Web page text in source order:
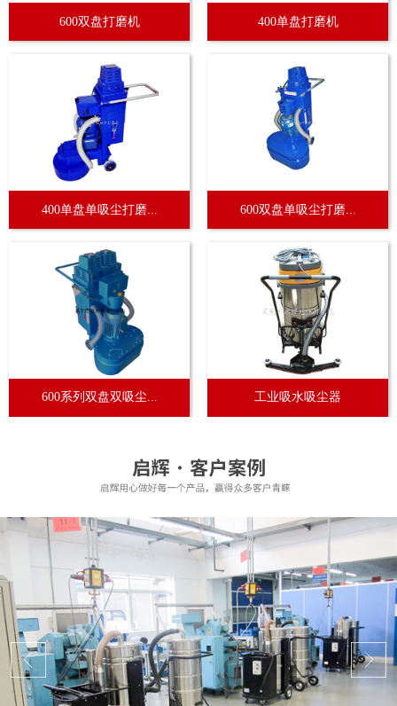
600双盘打磨机 400单盘打磨机
400单盘单吸尘打磨... 600双盘单吸尘打磨...
600系列双盘双吸尘... 工业吸水吸尘器